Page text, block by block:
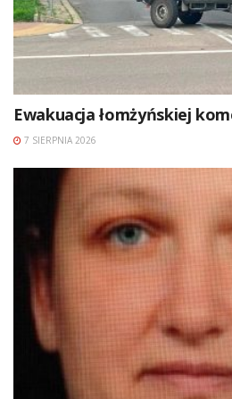
Ewakuacja łomżyńskiej
7 SIERPNIA 2026